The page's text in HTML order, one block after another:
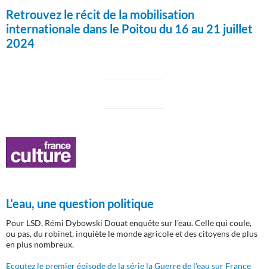
Retrouvez le récit de la mobilisation
internationale dans le Poitou du 16 au 21 juillet
2024
L’eau, une question politique
Pour LSD, Rémi Dybowski Douat enquête sur l’eau. Celle qui coule,
ou pas, du robinet, inquiète le monde agricole et des citoyens de plus
en plus nombreux.
Ecoutez le premier épisode de la série la Guerre de l'eau sur France